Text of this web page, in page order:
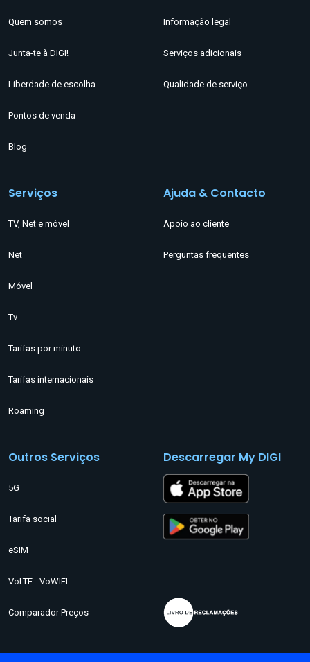
Quem somos
Junta-te à DIGI!
Liberdade de escolha
Pontos de venda
Blog
Informação legal
Serviços adicionais
Qualidade de serviço
Serviços
TV, Net e móvel
Net
Móvel
Tv
Tarifas por minuto
Tarifas internacionais
Roaming
Ajuda & Contacto
Apoio ao cliente
Perguntas frequentes
Outros Serviços
5G
Tarifa social
eSIM
VoLTE - VoWIFI
Comparador Preços
Descarregar My DIGI